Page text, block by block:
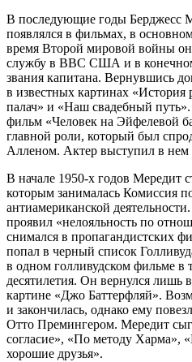
В последующие годы Берджесс
появлялся в фильмах, в
время Второй мировой войны
службу в ВВС США и в
звания капитана. Вернувшись
в известных картинах
палач» и «Наш свадебный
фильм «Человек на Эйфелевой
главной роли, который был
Алленом. Актер выступил в нем
В начале 1950-х годов Мередит
которым занималась Комиссия
антиамериканской
проявил «нелояльность по
снимался в пропагандистских
попал в черный список
в одном голливудском фильме в
десятилетия. Он вернулся лишь
картине «Джо Баттерфляй».
и закончилась, однако ему
Отто Премингером. Мередит
согласие», «По методу Харма»,
хорошие друзья».